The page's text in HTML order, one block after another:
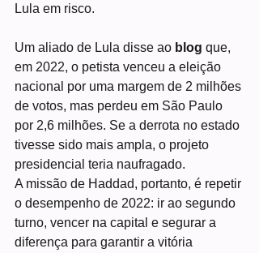
Lula em risco.
Um aliado de Lula disse ao blog que,
em 2022, o petista venceu a eleição
nacional por uma margem de 2 milhões
de votos, mas perdeu em São Paulo
por 2,6 milhões. Se a derrota no estado
tivesse sido mais ampla, o projeto
presidencial teria naufragado.
A missão de Haddad, portanto, é repetir
o desempenho de 2022: ir ao segundo
turno, vencer na capital e segurar a
diferença para garantir a vitória